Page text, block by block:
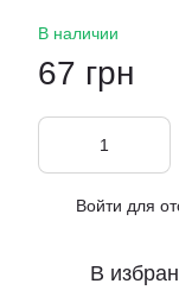
В наличии
67 грн
Войти для
В